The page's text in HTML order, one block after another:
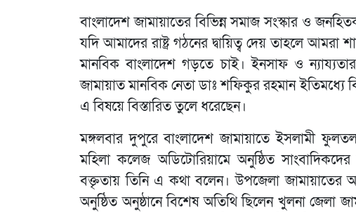
বাংলাদেশ জামায়াতের বিভিন্ন সমাজ সংস্কার ও
যদি আমাদের রাষ্ট্র গঠনের দ্বায়িত্ব দেয় তাহলে
মানবিক বাংলাদেশ গড়তে চাই। ইনসাফ ও
জামায়াত মানবিক নেতা ডাঃ শফিকুর রহমান ইতিমধ্যে
এ বিষয়ে বিস্তারিত তুলে ধরেছেন।
মঙ্গলবার দুপুরে বাংলাদেশ জামায়াতে ইসলামী
মহিলা কলেজ অডিটোরিয়ামে অনুষ্ঠিত
বক্তৃতায় তিনি এ কথা বলেন। উপজেলা
অনুষ্ঠিত অনুষ্ঠানে বিশেষ অতিথি ছিলেন খুলনা জেলা